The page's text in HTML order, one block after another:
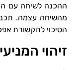
ההכנה לשיחה עם
מהשיחה עצמה.
הסיכוי לתקשורת
זיהוי